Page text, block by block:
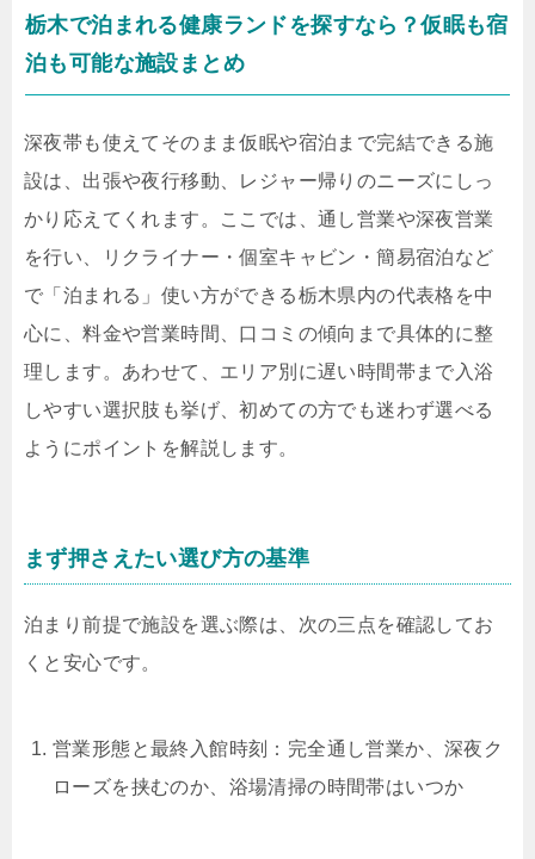
栃木で泊まれる健康ランドを探すなら？仮眠も宿
泊も可能な施設まとめ
深夜帯も使えてそのまま仮眠や宿泊まで完結できる施
設は、出張や夜行移動、レジャー帰りのニーズにしっ
かり応えてくれます。ここでは、通し営業や深夜営業
を行い、リクライナー・個室キャビン・簡易宿泊など
で「泊まれる」使い方ができる栃木県内の代表格を中
心に、料金や営業時間、口コミの傾向まで具体的に整
理します。あわせて、エリア別に遅い時間帯まで入浴
しやすい選択肢も挙げ、初めての方でも迷わず選べる
ようにポイントを解説します。
まず押さえたい選び方の基準
泊まり前提で施設を選ぶ際は、次の三点を確認してお
くと安心です。
営業形態と最終入館時刻：完全通し営業か、深夜ク
ローズを挟むのか、浴場清掃の時間帯はいつか